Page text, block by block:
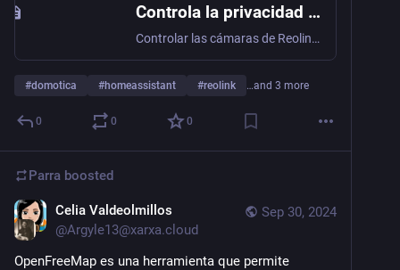
Controla la privacidad de las cámaras Reolink desde Home Assistant
Controlar las cámaras de Reolink desde Home Assistant es perfectamente posible gracias a la API que proporcionan. Aquí te explico cómo controlar la privacidad de las mismas para que no te espíen cuando estás en casa.
#domotica #homeassistant #reolink …and 3 more
0 0 0
Parra boosted
Sep 30, 2024
Celia Valdeolmillos
@Argyle13@xarxa.cloud
OpenFreeMap es una herramienta que permite